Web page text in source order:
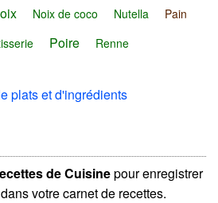
Noix de coco Nutella
Pain
Poire
Renne
plats et d'ingrédients
de Cuisinepour enregistrer
votre carnet de recettes.